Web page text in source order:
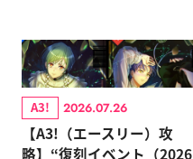
A3! 2026.07.26
【A3!（エースリー）攻
略】“復刻イベント（2026